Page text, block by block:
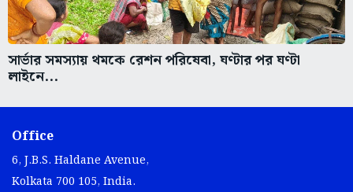
সার্ভার সমস্যায় থমকে রেশন পরিষেবা, ঘণ্টার পর ঘণ্টা
লাইনে...
Office
6, J.B.S. Haldane Avenue,
Kolkata 700 105, India.